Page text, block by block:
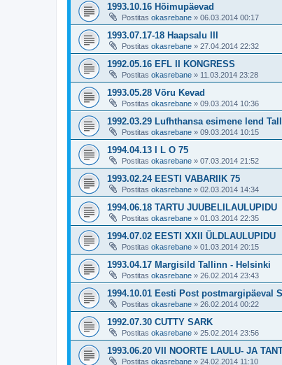
1993.10.16 Hõimupäevad
Postitas okasrebane » 06.03.2014 00:17
1993.07.17-18 Haapsalu III
Postitas okasrebane » 27.04.2014 22:32
1992.05.16 EFL II KONGRESS
Postitas okasrebane » 11.03.2014 23:28
1993.05.28 Võru Kevad
Postitas okasrebane » 09.03.2014 10:36
1992.03.29 Lufhthansa esimene lend
Postitas okasrebane » 09.03.2014 10:15
1994.04.13 I L O 75
Postitas okasrebane » 07.03.2014 21:52
1993.02.24 EESTI VABARIIK 75
Postitas okasrebane » 02.03.2014 14:34
1994.06.18 TARTU JUUBELILAULUPIDU
Postitas okasrebane » 01.03.2014 22:35
1994.07.02 EESTI XXII ÜLDLAULUPIDU
Postitas okasrebane » 01.03.2014 20:15
1993.04.17 Margisild Tallinn - Helsinki
Postitas okasrebane » 26.02.2014 23:43
1994.10.01 Eesti Post postmargipäeval
Postitas okasrebane » 26.02.2014 00:22
1992.07.30 CUTTY SARK
Postitas okasrebane » 25.02.2014 23:56
1993.06.20 VII NOORTE LAULU- JA
Postitas okasrebane » 24.02.2014 11:10